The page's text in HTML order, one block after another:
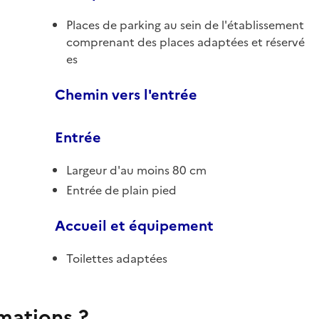
Places de parking au sein de l'établissement
comprenant des places adaptées et réservé
es
Chemin vers l'entrée
Entrée
Largeur d'au moins 80 cm
Entrée de plain pied
Accueil et équipement
Toilettes adaptées